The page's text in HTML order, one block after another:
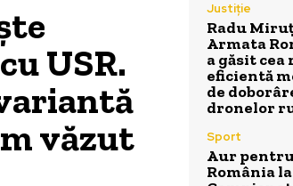
USR.
văzut
Justiție
Radu
Armata
a găsit cea
eficientă
de
dronelor
Sport
Aur
România la